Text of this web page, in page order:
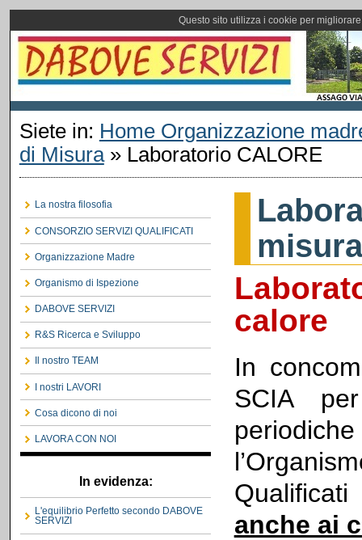
Questo sito utilizza i cookie per
Siete in: Home Organizzazione
di Misura» Laboratorio CALORE
La nostra filosofia
CONSORZIO SERVIZI QUALIFICATI
Organizzazione Madre
Organismo di Ispezione
DABOVE SERVIZI
R&S Ricerca e Sviluppo
Il nostro TEAM
I nostri LAVORI
Cosa dicono di noi
LAVORA CON NOI
In evidenza:
L'equilibrio Perfetto secondo DABOVE
SERVIZI
calore
In
SCIA
anche ai